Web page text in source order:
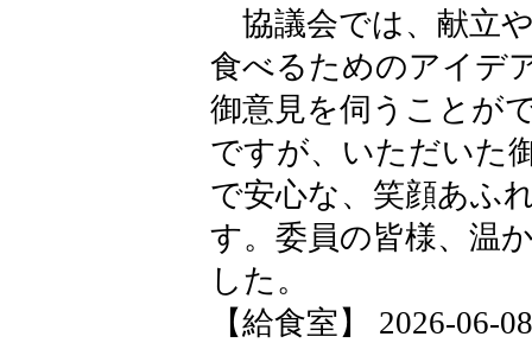
協議会では、献立
食べるためのアイデ
御意見を伺うことが
ですが、いただいた
で安心な、笑顔あふ
す。委員の皆様、温
した。
【給食室】 2026-06-